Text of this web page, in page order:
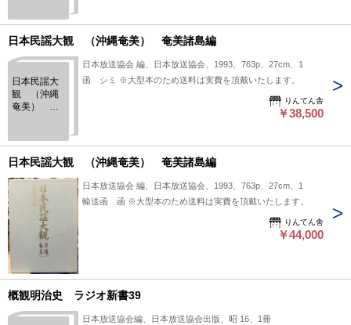
日本民謡大観 （沖縄奄美） 奄美諸島編
日本民謡大
観 （沖縄
奄美） 奄
日本放送協会 編、日本放送協会、1993、763p、27cm、1
函 シミ ※大型本のため送料は実費を頂戴いたします。
りんてん舎
￥38,500
日本民謡大観 （沖縄奄美） 奄美諸島編
日本放送協会 編、日本放送協会、1993、763p、27cm、1
輸送函 函 ※大型本のため送料は実費を頂戴いたします。
りんてん舎
￥44,000
概観明治史 ラジオ新書39
日本放送協会編、日本放送協会出版、昭 16、1冊